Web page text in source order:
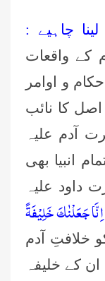
چاہیے :
کے واقعات
و اوامر
کا نائب
آدم علیہ
انبیا بھی
داود علیہ
جَعَلْنٰكَ خَلِیْفَةً
کو خلافتِ آدم
کے خلیفہ